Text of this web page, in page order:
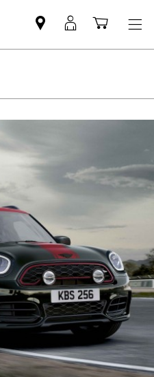
Mini
dealer
MyMini
logincart